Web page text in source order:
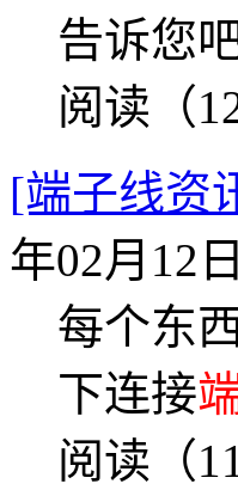
告诉您
阅读（
[端子线资
年02月12
每个东
下连接
阅读（